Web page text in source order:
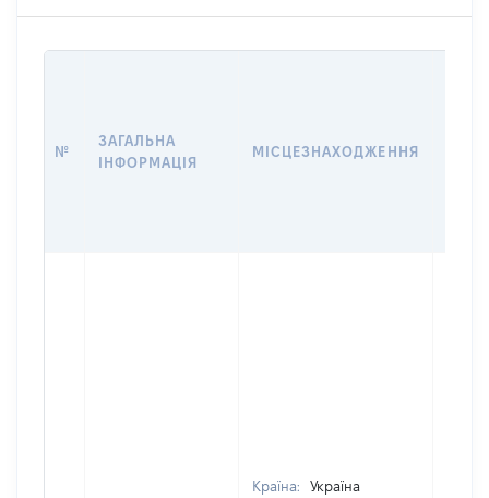
№
ЗАГАЛЬНА
ІНФОРМАЦІЯ
МІСЦЕЗНАХОДЖЕННЯ
Країна:
Україна